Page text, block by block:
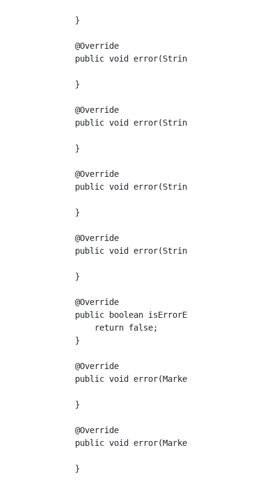
    }
    @Override
    public void error(String s, Object o) {
    }
    @Override
public void error(String s, Object o,
    }
    @Override
public void error(String s, Object...
    }
    @Override
public void error(String s, Throwable
    }
    @Override
public boolean isErrorEnabled(Marker
        return false;
    }
    @Override
public void error(Marker marker, String
    }
    @Override
public void error(Marker marker, String
    }